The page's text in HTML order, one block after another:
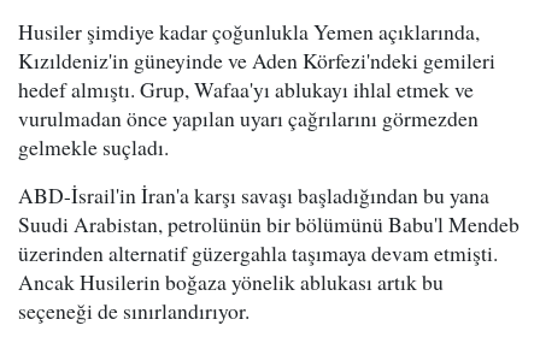
Husiler şimdiye kadar çoğunlukla Yemen açıklarında,
Kızıldeniz'in güneyinde ve Aden Körfezi'ndeki gemileri
hedef almıştı. Grup, Wafaa'yı ablukayı ihlal etmek ve
vurulmadan önce yapılan uyarı çağrılarını görmezden
gelmekle suçladı.
ABD-İsrail'in İran'a karşı savaşı başladığından bu yana
Suudi Arabistan, petrolünün bir bölümünü Babu'l Mendeb
üzerinden alternatif güzergahla taşımaya devam etmişti.
Ancak Husilerin boğaza yönelik ablukası artık bu
seçeneği de sınırlandırıyor.